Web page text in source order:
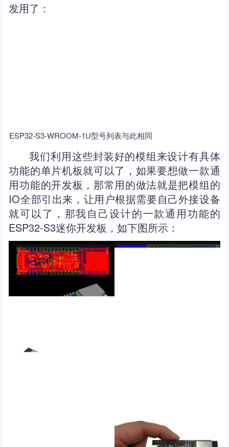
发用了：
ESP32-S3-WROOM-1U型号列表与此相同
我们利用这些封装好的模组来设计有具体
功能的单片机板就可以了，如果要想做一款通
用功能的开发板，那常用的做法就是把模组的
IO全部引出来，让用户根据需要自己外接设备
就可以了，那我自己设计的一款通用功能的
ESP32-S3迷你开发板，如下图所示：